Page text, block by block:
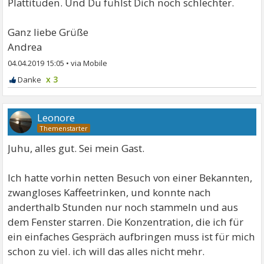
Plattitüden. Und Du fühlst Dich noch schlechter.
Ganz liebe Grüße
Andrea
04.04.2019 15:05 •
x 3
Leonore
Juhu, alles gut. Sei mein Gast.
Ich hatte vorhin netten Besuch von einer Bekannten,
zwangloses Kaffeetrinken, und konnte nach
anderthalb Stunden nur noch stammeln und aus
dem Fenster starren. Die Konzentration, die ich für
ein einfaches Gespräch aufbringen muss ist für mich
schon zu viel. ich will das alles nicht mehr.